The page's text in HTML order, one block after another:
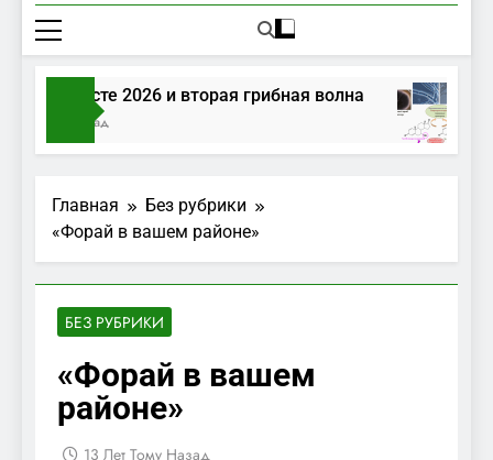
в августе 2026 и вторая грибная волна
Тому Назад
Главная
Без рубрики
«Форай в вашем районе»
БЕЗ РУБРИКИ
«Форай в вашем
районе»
13 Лет Тому Назад